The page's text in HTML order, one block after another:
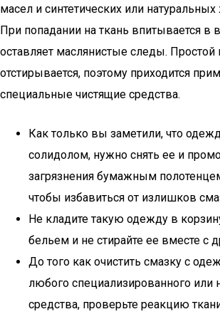
масел и синтетических или
При попадании на ткань впитывается в
оставляет маслянистые следы. Простой
отстирывается, поэтому приходится
специальные чистящие средства.
Как только вы заметили, что
солидолом, нужно снять ее и
загрязнения бумажным
чтобы избавиться от излишков
Не кладите такую одежду в
бельем и не стирайте ее вместе с
До того как очистить смазку с
любого специализированного или
средства, проверьте реакцию